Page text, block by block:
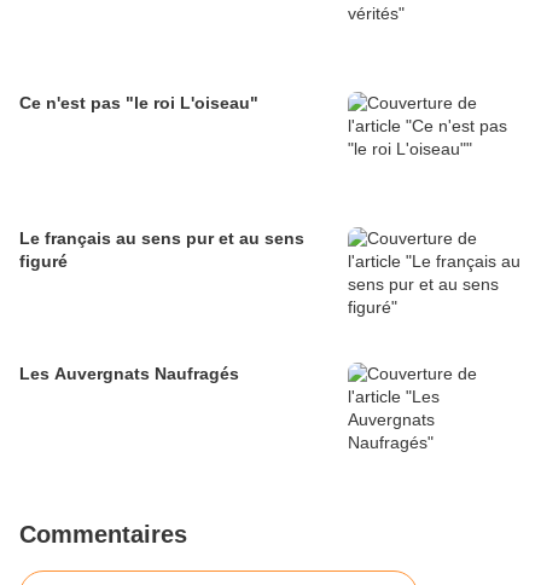
Ce n'est pas "le roi L'oiseau"
Le français au sens pur et au sens
figuré
Les Auvergnats Naufragés
Commentaires